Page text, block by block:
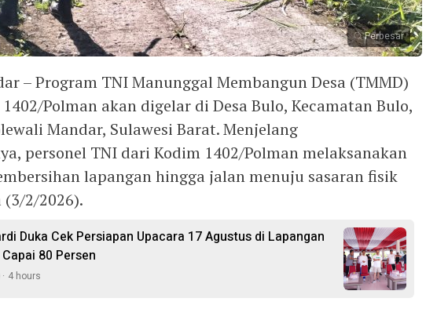
Perbesar
– Program TNI Manunggal Membangun Desa (TMMD)
Polman akan digelar di Desa Bulo, Kecamatan Bulo,
Mandar, Sulawesi Barat. Menjelang
personel TNI dari Kodim 1402/Polman melaksanakan
lapangan hingga jalan menuju sasaran fisik
(3/2/2026).
Duka Cek Persiapan Upacara 17 Agustus di Lapangan
80 Persen
4 hours